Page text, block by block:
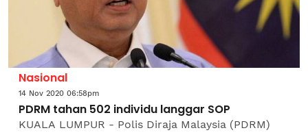
Nasional
14 Nov 2020 06:58pm
PDRM tahan 502 individu langgar SOP
KUALA LUMPUR - Polis Diraja Malaysia (PDRM)